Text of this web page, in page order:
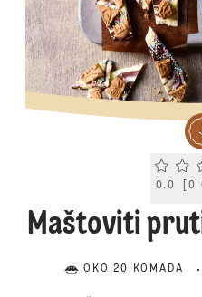
0.0 0
Maštoviti
OKO 20 KOMADA